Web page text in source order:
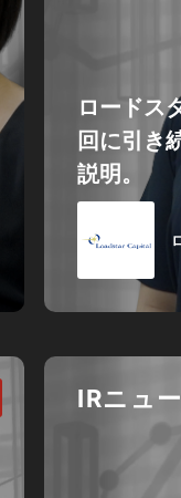
ロードス
回に引き
説明。
IRニュ